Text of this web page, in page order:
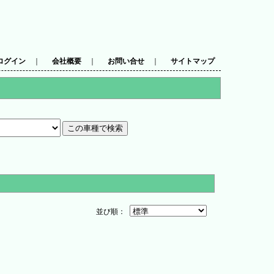
グイン 会社概要 お問い合せ サイトマップ
並び順：